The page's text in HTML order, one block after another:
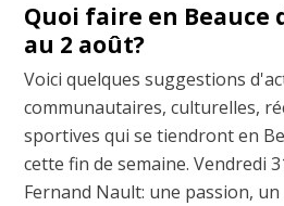
Quoi faire en Beauce
au 2 août?
Voici quelques suggestions
communautaires, culturelles,
sportives qui se tiendront en
cette fin de semaine. Vendredi
Fernand Nault: une passion,